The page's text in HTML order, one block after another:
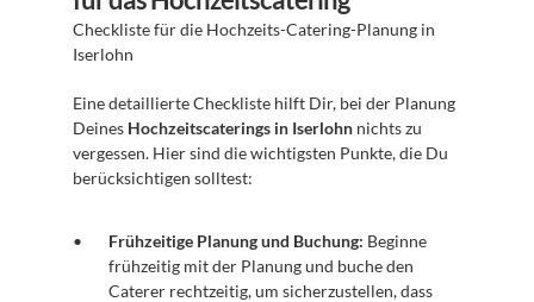
Checkliste für die Hochzeits-Catering-Planung in
Iserlohn
Eine detaillierte Checkliste hilft Dir, bei der Planung
Deines Hochzeitscaterings in Iserlohn nichts zu
vergessen. Hier sind die wichtigsten Punkte, die Du
berücksichtigen solltest:
Frühzeitige Planung und Buchung: Beginne
frühzeitig mit der Planung und buche den
Caterer rechtzeitig, um sicherzustellen, dass